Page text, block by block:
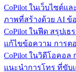
CoPilot ในเว็บไซต์แ
ภาพที่สร้างด้วย AI ข้
CoPilot ในฟีด สรุปเธ
แก้ไขข้อความ การต
CoPilot ในวิดีโอคอล
แนะนำการโทร ที่ขับ